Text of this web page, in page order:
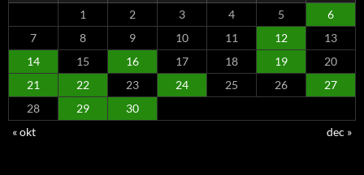
1
2 3 4 5
6
7
8 9 10 11 12
13
14
15 16 17 18 19
20
21
22 23 24 25 26
27
28
29
30
« okt
dec »